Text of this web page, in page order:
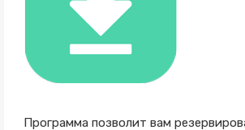
Программа позволит вам